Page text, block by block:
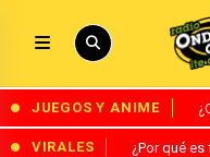
JUEGOS Y ANIME
VIRALES ¿Por qué